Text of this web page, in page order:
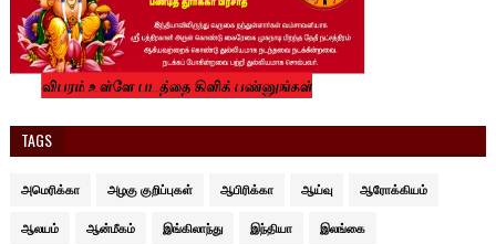
TAGS
அமெரிக்கா அழகு குறிப்புகள் ஆபிரிக்கா ஆய்வு ஆரோக்கியம்
ஆலயம் ஆன்மீகம் இங்கிலாந்து இந்தியா இலங்கை